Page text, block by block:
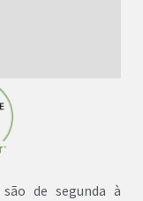
de segunda à